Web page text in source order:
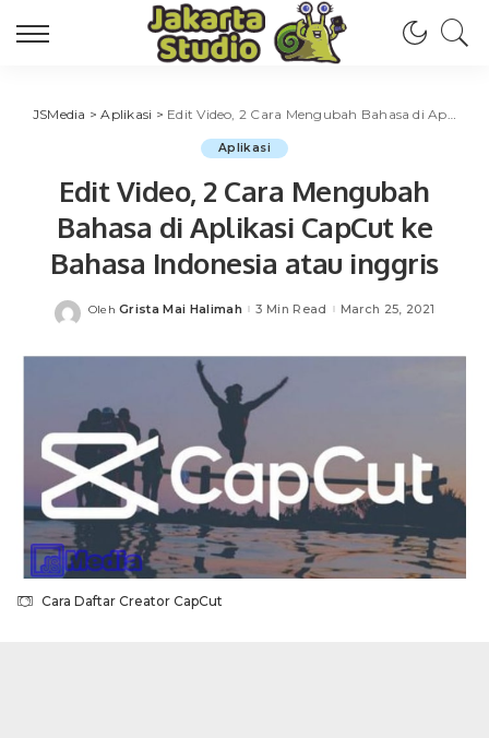
JSMedia >Aplikasi > Edit Video, 2 Cara Mengubah Bahasa di Aplikasi CapCut ke Bahasa Indonesia atau inggris
Aplikasi
Edit Video, 2 Cara Mengubah
Bahasa di Aplikasi CapCut ke
Bahasa Indonesia atau inggris
Posted
Oleh Grista Mai Halimah 3 Min Read March 25, 2021
Cara Daftar Creator CapCut